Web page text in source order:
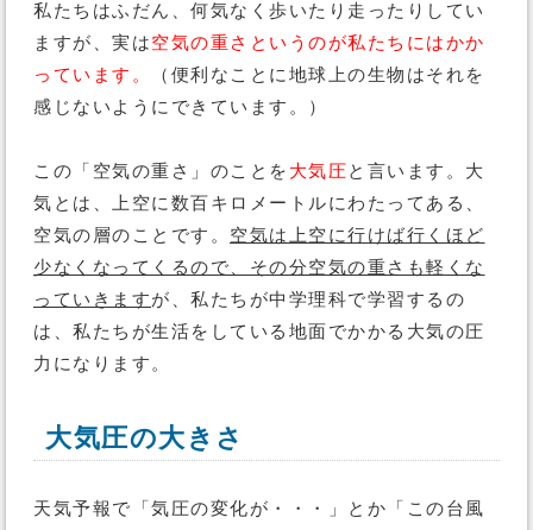
私たちはふだん、何気なく歩いたり走ったりしてい
ますが、実は空気の重さというのが私たちにはかか
っています。
（便利なことに地球上の生物はそれを
感じないようにできています。）
この「空気の重さ」のことを 大気圧と言います。大
気とは、上空に数百キロメートルにわたってある、
空気の層のことです。 空気は上空に行けば行くほど
少なくなってくるので、その分空気の重さも軽くな
っていきますが、私たちが中学理科で学習するの
は、私たちが生活をしている地面でかかる大気の圧
力になります。
大気圧の大きさ
天気予報で「気圧の変化が・・・」とか「この台風